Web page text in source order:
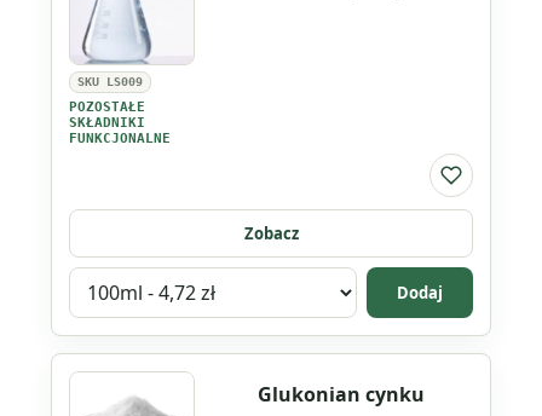
SKU LS009
POZOSTAŁE
SKŁADNIKI
FUNKCJONALNE
Do listy
Zobacz
Wybierz
wariant
produktu
Alkohol
izopropylowy
Dodaj
Glukonian cynku